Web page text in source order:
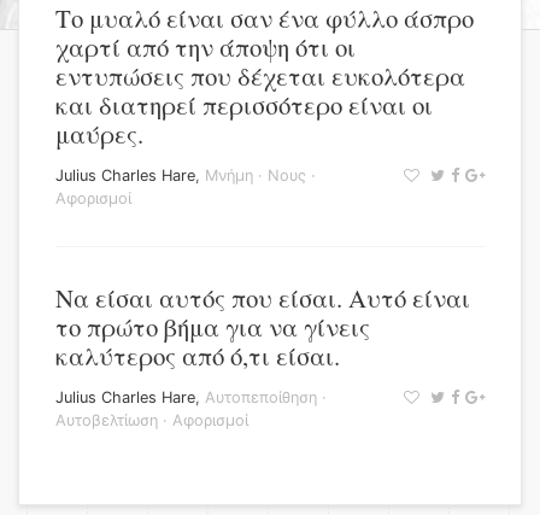
Το μυαλό είναι σαν ένα φύλλο άσπρο
χαρτί από την άποψη ότι οι
εντυπώσεις που δέχεται ευκολότερα
και διατηρεί περισσότερο είναι οι
μαύρες.
Julius Charles Hare, Μνήμη · Νους ·
Αφορισμοί
Να είσαι αυτός που είσαι. Αυτό είναι
το πρώτο βήμα για να γίνεις
καλύτερος από ό,τι είσαι.
Julius Charles Hare, Αυτοπεποίθηση ·
Αυτοβελτίωση · Αφορισμοί